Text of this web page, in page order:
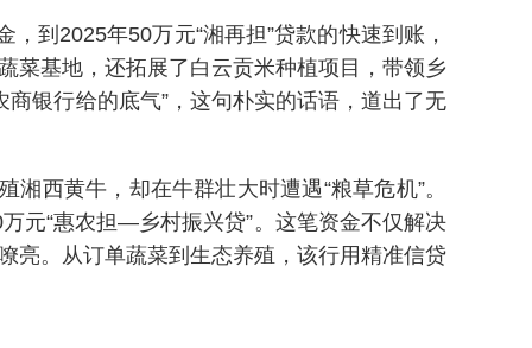
到2025年50万元“湘再担”贷款的快速到账，
菜基地，还拓展了白云贡米种植项目，带领乡
银行给的底气”，这句朴实的话语，道出了无
西黄牛，却在牛群壮大时遭遇“粮草危机”。
元“惠农担—乡村振兴贷”。这笔资金不仅解决
亮。从订单蔬菜到生态养殖，该行用精准信贷